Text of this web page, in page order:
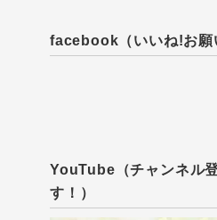
facebook（いいね!お願
YouTube（チャンネル
す！）